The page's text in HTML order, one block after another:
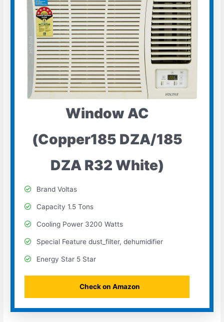
Window AC
(Copper185 DZA/185
DZA R32 White)
Brand Voltas
Capacity 1.5 Tons
Cooling Power 3200 Watts
Special Feature dust_filter, dehumidifier
Energy Star 5 Star
Check on Amazon